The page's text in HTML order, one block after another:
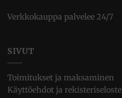
Verkkokauppa palvelee 24/7
SIVUT
Toimitukset ja maksaminen
Käyttöehdot ja rekisteriseloste